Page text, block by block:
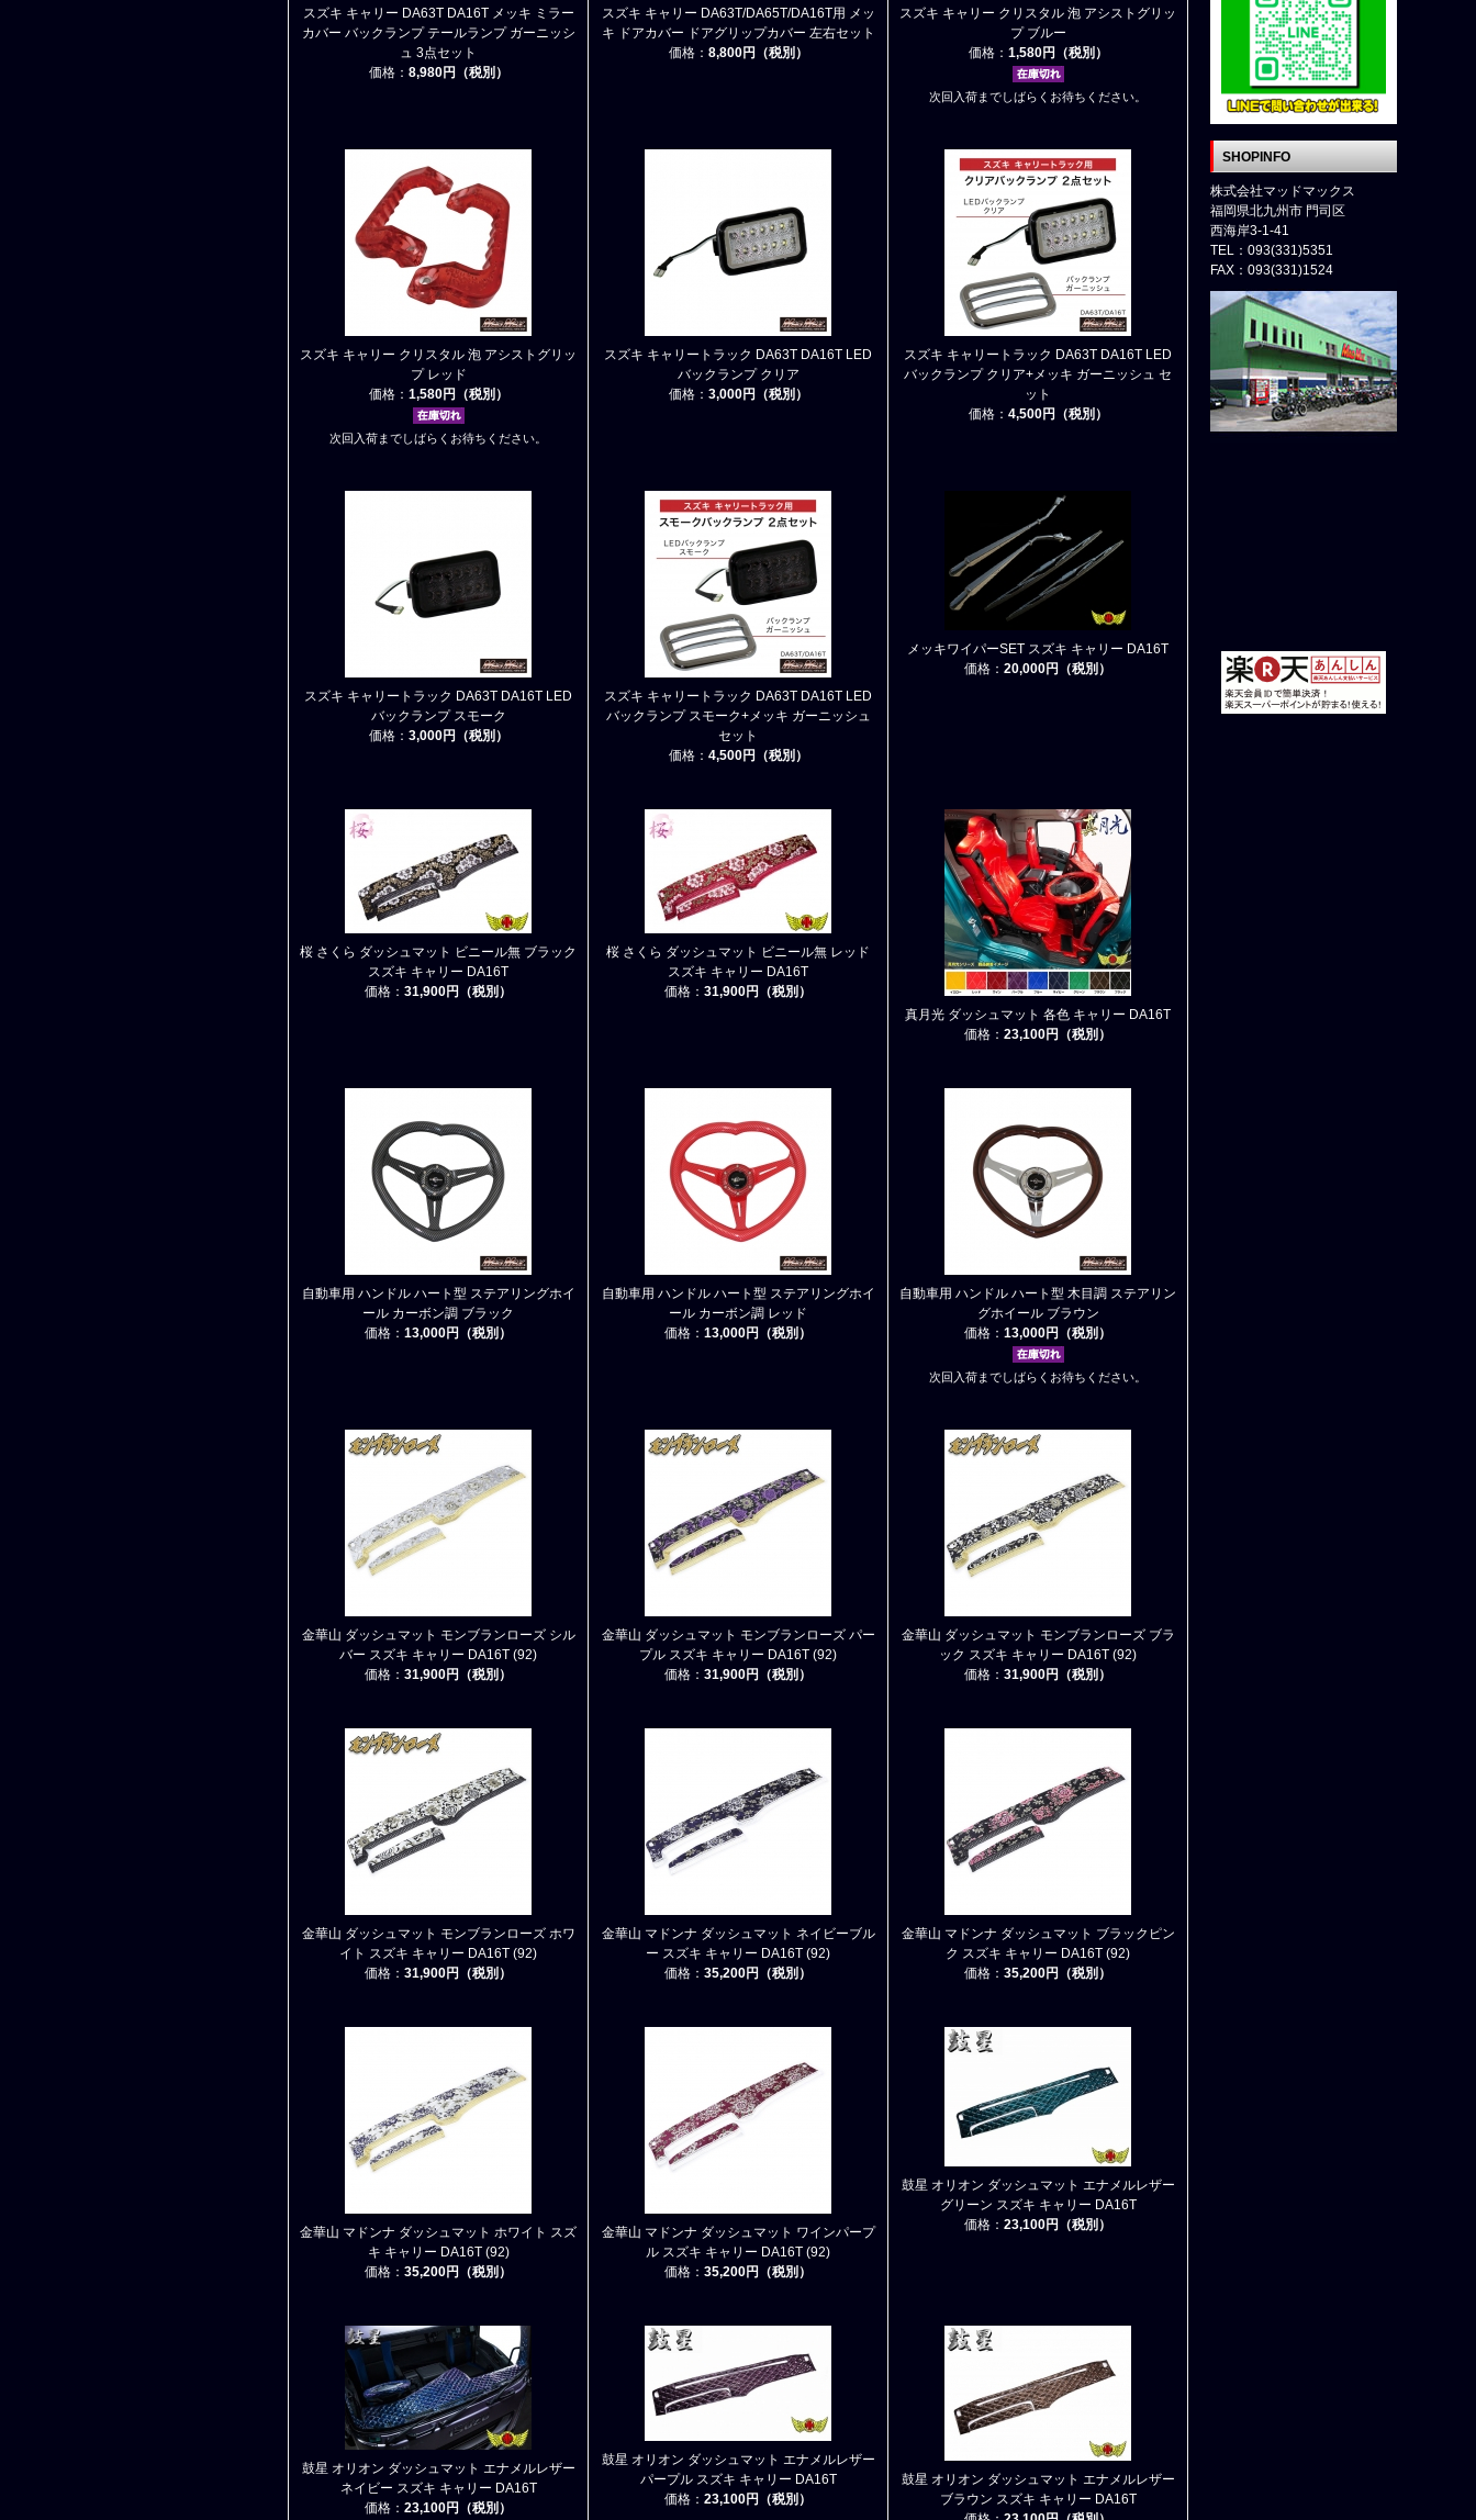
スズキ キャリー DA63T DA16T メッキ ミラー
カバー バックランプ テールランプ ガーニッシ
ュ 3点セット
価格： 8,980円（税別）
スズキ キャリー DA63T/DA65T/DA16T用 メッ
キ ドアカバー ドアグリップカバー 左右セット
価格： 8,800円（税別）
スズキ キャリー クリスタル 泡 アシストグリッ
プ ブルー
価格： 1,580円（税別）
次回入荷までしばらくお待ちください。
スズキ キャリー クリスタル 泡 アシストグリッ
プ レッド
価格： 1,580円（税別）
次回入荷までしばらくお待ちください。
スズキ キャリートラック DA63T DA16T LED
バックランプ クリア
価格： 3,000円（税別）
スズキ キャリートラック DA63T DA16T LED
バックランプ クリア+メッキ ガーニッシュ セ
ット
価格： 4,500円（税別）
スズキ キャリートラック DA63T DA16T LED
バックランプ スモーク
価格： 3,000円（税別）
スズキ キャリートラック DA63T DA16T LED
バックランプ スモーク+メッキ ガーニッシュ
セット
価格： 4,500円（税別）
メッキワイパーSET スズキ キャリー DA16T
価格： 20,000円（税別）
桜 さくら ダッシュマット ビニール無 ブラック
スズキ キャリー DA16T
価格： 31,900円（税別）
桜 さくら ダッシュマット ビニール無 レッド
スズキ キャリー DA16T
価格： 31,900円（税別）
真月光 ダッシュマット 各色 キャリー DA16T
価格： 23,100円（税別）
自動車用 ハンドル ハート型 ステアリングホイ
ール カーボン調 ブラック
価格： 13,000円（税別）
自動車用 ハンドル ハート型 ステアリングホイ
ール カーボン調 レッド
価格： 13,000円（税別）
自動車用 ハンドル ハート型 木目調 ステアリン
グホイール ブラウン
価格： 13,000円（税別）
次回入荷までしばらくお待ちください。
金華山 ダッシュマット モンブランローズ シル
バー スズキ キャリー DA16T (92)
価格： 31,900円（税別）
金華山 ダッシュマット モンブランローズ パー
プル スズキ キャリー DA16T (92)
価格： 31,900円（税別）
金華山 ダッシュマット モンブランローズ ブラ
ック スズキ キャリー DA16T (92)
価格： 31,900円（税別）
金華山 ダッシュマット モンブランローズ ホワ
イト スズキ キャリー DA16T (92)
価格： 31,900円（税別）
金華山 マドンナ ダッシュマット ネイビーブル
ー スズキ キャリー DA16T (92)
価格： 35,200円（税別）
金華山 マドンナ ダッシュマット ブラックピン
ク スズキ キャリー DA16T (92)
価格： 35,200円（税別）
金華山 マドンナ ダッシュマット ホワイト スズ
キ キャリー DA16T (92)
価格： 35,200円（税別）
金華山 マドンナ ダッシュマット ワインパープ
ル スズキ キャリー DA16T (92)
価格： 35,200円（税別）
鼓星 オリオン ダッシュマット エナメルレザー
グリーン スズキ キャリー DA16T
価格： 23,100円（税別）
鼓星 オリオン ダッシュマット エナメルレザー
ネイビー スズキ キャリー DA16T
価格： 23,100円（税別）
鼓星 オリオン ダッシュマット エナメルレザー
パープル スズキ キャリー DA16T
価格： 23,100円（税別）
鼓星 オリオン ダッシュマット エナメルレザー
ブラウン スズキ キャリー DA16T
SHOPINFO
株式会社マッドマックス
福岡県北九州市 門司区
西海岸3-1-41
TEL：093(331)5351
FAX：093(331)1524